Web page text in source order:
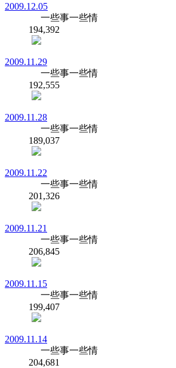
2009.12.05
一些事一些情
194,392
2009.11.29
一些事一些情
192,555
2009.11.28
一些事一些情
189,037
2009.11.22
一些事一些情
201,326
2009.11.21
一些事一些情
206,845
2009.11.15
一些事一些情
199,407
2009.11.14
一些事一些情
204,681